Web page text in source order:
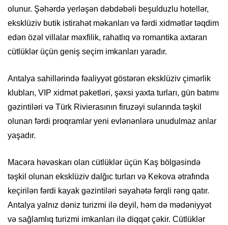
olunur. Şəhərdə yerləşən dəbdəbəli beşulduzlu hotellər,
eksklüziv butik istirahət məkanları və fərdi xidmətlər təqdim
edən özəl villalar məxfilik, rahatlıq və romantika axtaran
cütlüklər üçün geniş seçim imkanları yaradır.
Antalya sahillərində fəaliyyət göstərən eksklüziv çimərlik
klubları, VIP xidmət paketləri, şəxsi yaxta turları, gün batımı
gəzintiləri və Türk Rivierasının firuzəyi sularında təşkil
olunan fərdi proqramlar yeni evlənənlərə unudulmaz anlar
yaşadır.
Macəra həvəskarı olan cütlüklər üçün Kaş bölgəsində
təşkil olunan eksklüziv dalğıc turları və Kekova ətrafında
keçirilən fərdi kayak gəzintiləri səyahətə fərqli rəng qatır.
Antalya yalnız dəniz turizmi ilə deyil, həm də mədəniyyət
və sağlamlıq turizmi imkanları ilə diqqət çəkir. Cütlüklər